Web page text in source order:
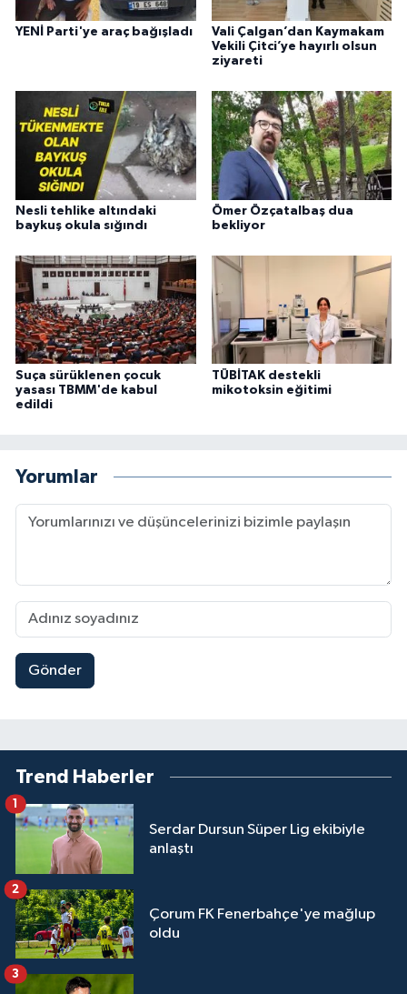
YENİ Parti'ye araç bağışladı
Vali Çalgan’dan Kaymakam
Vekili Çitci’ye hayırlı olsun
ziyareti
Nesli tehlike altındaki
baykuş okula sığındı
Ömer Özçatalbaş dua
bekliyor
Suça sürüklenen çocuk
yasası TBMM'de kabul
edildi
TÜBİTAK destekli
mikotoksin eğitimi
Yorumlar
Gönder
Trend Haberler
Serdar Dursun Süper Lig ekibiyle
anlaştı
1
Çorum FK Fenerbahçe'ye mağlup
oldu
2
3